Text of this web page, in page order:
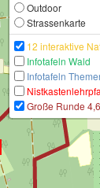
Outdoor
Strassenkarte
12 interaktive
Infotafeln Wald
Infotafeln
Große Runde